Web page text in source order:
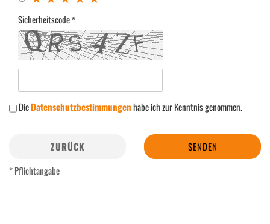
Sicherheitscode
DieDatenschutzbestimmungenhabe ich zur Kenntnis genommen.
ZURÜCK
SENDEN
* Pflichtangabe